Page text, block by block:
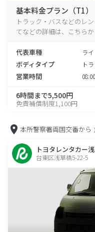
基本料金プラン（T1）
トラック・バスなどのレ
てなどの詳細は、こちら
代表車種 ラ
ボディタイプ ト
営業時間
6時間まで5,500円
免責補償制度1,100円
本所警察署両国交番から
トヨタレンタカー
台東区浅草橋5-22-5